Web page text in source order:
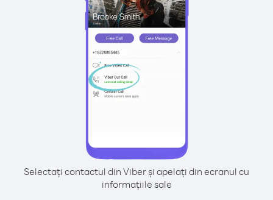
Selectați contactul din Viber și apelați din ecranul cu
informațiile sale